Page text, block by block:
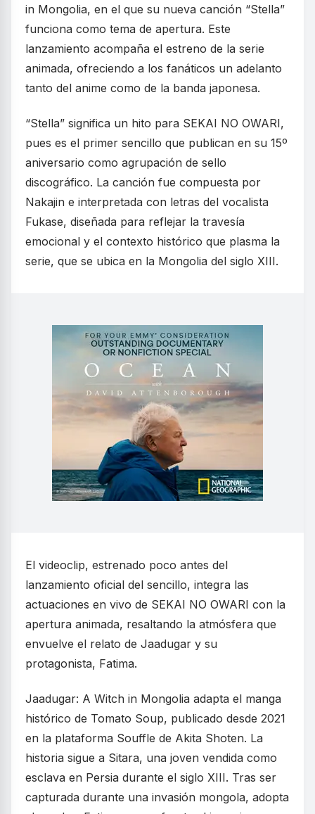
in Mongolia, en el que su nueva canción “Stella”
funciona como tema de apertura. Este
lanzamiento acompaña el estreno de la serie
animada, ofreciendo a los fanáticos un adelanto
tanto del anime como de la banda japonesa.
“Stella” significa un hito para SEKAI NO OWARI,
pues es el primer sencillo que publican en su 15º
aniversario como agrupación de sello
discográfico. La canción fue compuesta por
Nakajin e interpretada con letras del vocalista
Fukase, diseñada para reflejar la travesía
emocional y el contexto histórico que plasma la
serie, que se ubica en la Mongolia del siglo XIII.
El videoclip, estrenado poco antes del
lanzamiento oficial del sencillo, integra las
actuaciones en vivo de SEKAI NO OWARI con la
apertura animada, resaltando la atmósfera que
envuelve el relato de Jaadugar y su
protagonista, Fatima.
Jaadugar: A Witch in Mongolia adapta el manga
histórico de Tomato Soup, publicado desde 2021
en la plataforma Souffle de Akita Shoten. La
historia sigue a Sitara, una joven vendida como
esclava en Persia durante el siglo XIII. Tras ser
capturada durante una invasión mongola, adopta